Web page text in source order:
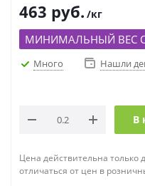
463 руб. /кг
МИНИМАЛЬНЫЙ ВЕС
Много Нашли
В
Цена действительна только
отличаться от цен в